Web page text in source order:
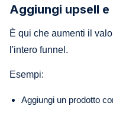
Aggiungi upsell
È qui che aumenti il
l'intero funnel.
Esempi:
Aggiungi un prodotto